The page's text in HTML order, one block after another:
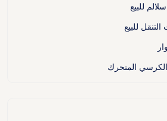
للبيع
للبيع
المتحرك